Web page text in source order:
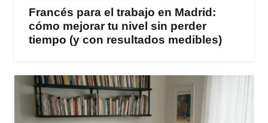
Francés para el trabajo en Madrid:
cómo mejorar tu nivel sin perder
tiempo (y con resultados medibles)